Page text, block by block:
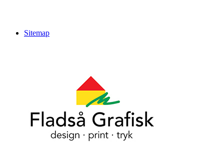
Sitemap